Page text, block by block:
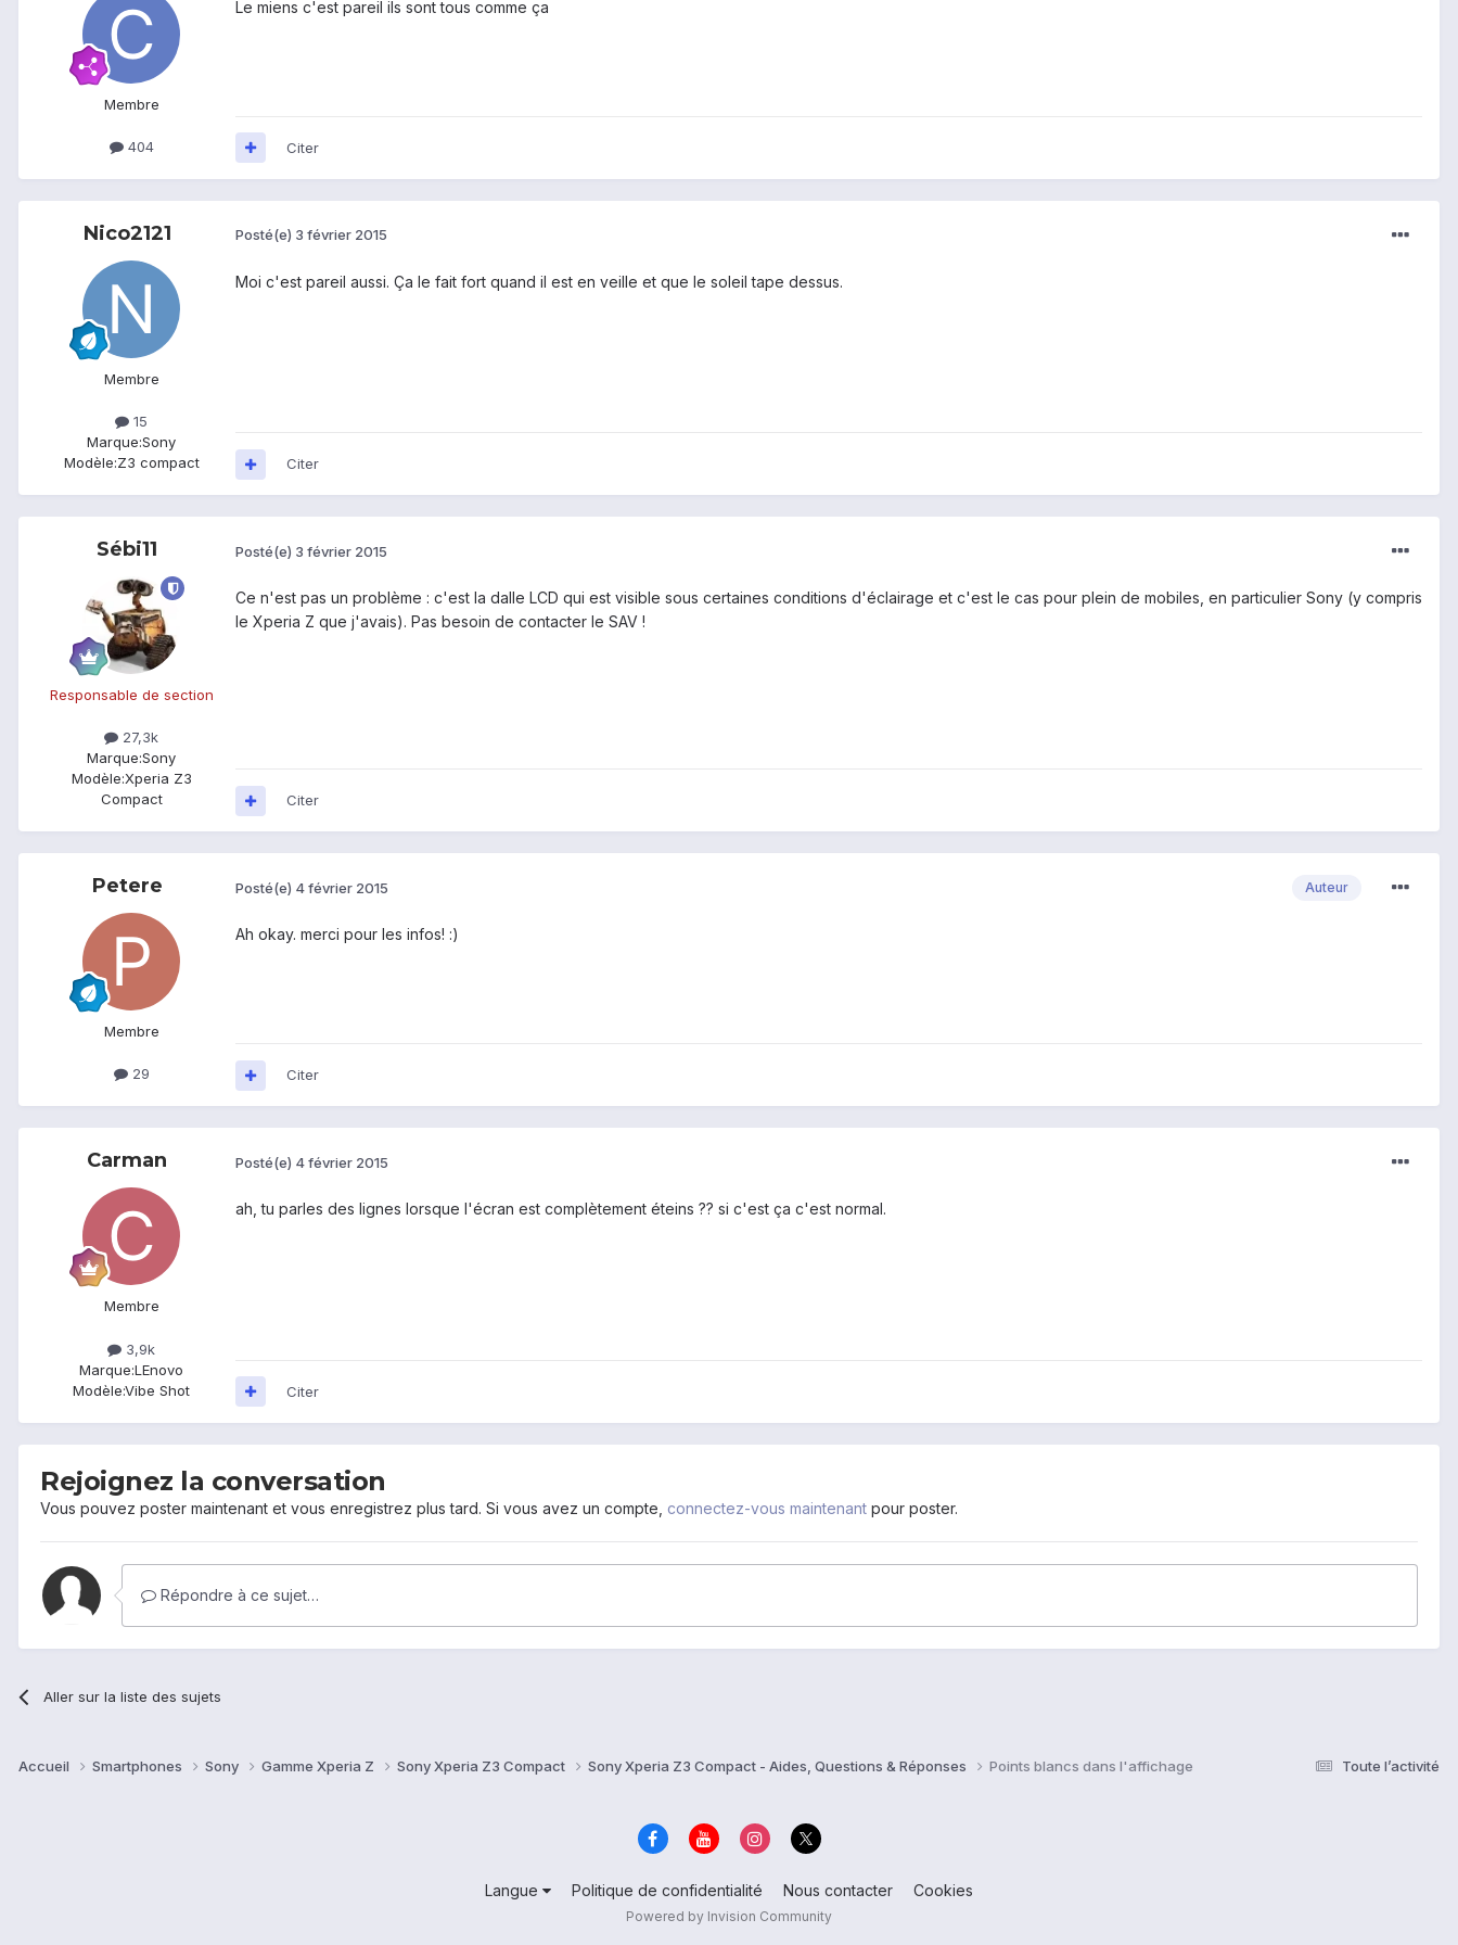
Membre
404
Le miens c'est pareil ils sont tous comme ça
Citer
Nico2121
Membre
15
Marque:Sony
Modèle:Z3 compact
Posté(e) 3 février 2015
Moi c'est pareil aussi. Ça le fait fort quand il est en veille et que le soleil tape dessus.
Citer
Sébi11
Responsable de section
27,3k
Marque:Sony
Modèle:Xperia Z3
Compact
Posté(e) 3 février 2015
Ce n'est pas un problème : c'est la dalle LCD qui est visible sous certaines conditions d'éclairage et c'est le cas pour plein de mobiles, en particulier Sony (y compris
le Xperia Z que j'avais). Pas besoin de contacter le SAV !
Citer
Petere
Membre
29
Auteur
Posté(e) 4 février 2015
Ah okay. merci pour les infos! :)
Citer
Carman
Membre
3,9k
Marque:LEnovo
Modèle:Vibe Shot
Posté(e) 4 février 2015
ah, tu parles des lignes lorsque l'écran est complètement éteins ?? si c'est ça c'est normal.
Citer
Rejoignez la conversation
Vous pouvez poster maintenant et vous enregistrez plus tard. Si vous avez un compte, connectez-vous maintenant pour poster.
Répondre à ce sujet…
Aller sur la liste des sujets
Toute l’activité
Accueil Smartphones Sony Gamme Xperia Z Sony Xperia Z3 Compact Sony Xperia Z3 Compact - Aides, Questions & Réponses Points blancs dans l'affichage
Langue Politique de confidentialité Nous contacter Cookies
Powered by Invision Community